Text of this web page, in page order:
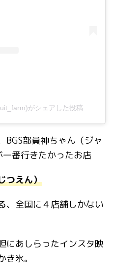
がシェアした投稿
BGS部員神ちゃん（ジャ
一番行きたかったお店
つえん）
、全国に４店舗しかない
にあしらったインスタ映
氷。